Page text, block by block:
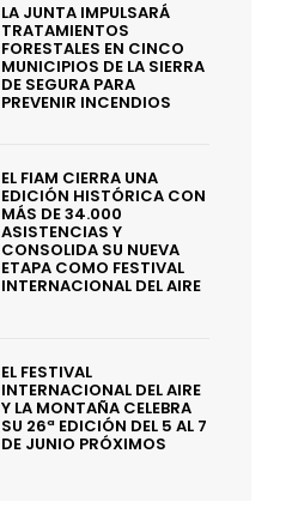
LA JUNTA IMPULSARÁ
TRATAMIENTOS
FORESTALES EN CINCO
MUNICIPIOS DE LA SIERRA
DE SEGURA PARA
PREVENIR INCENDIOS
EL FIAM CIERRA UNA
EDICIÓN HISTÓRICA CON
MÁS DE 34.000
ASISTENCIAS Y
CONSOLIDA SU NUEVA
ETAPA COMO FESTIVAL
INTERNACIONAL DEL AIRE
EL FESTIVAL
INTERNACIONAL DEL AIRE
Y LA MONTAÑA CELEBRA
SU 26ª EDICIÓN DEL 5 AL 7
DE JUNIO PRÓXIMOS